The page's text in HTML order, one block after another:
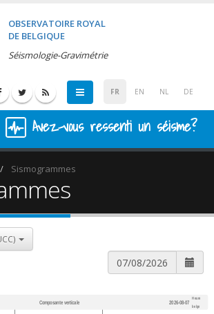
OBSERVATOIRE ROYAL
DE BELGIQUE
Séismologie-Gravimétrie
FR EN NL DE
Avez-vous ressenti un séisme?
Sismogrammes
Composante verticale 2026-08-07
Heure
belge